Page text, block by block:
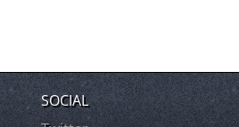
SOCIAL